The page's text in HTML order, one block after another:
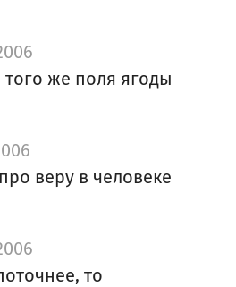
же поля ягоды
веру в человеке
то